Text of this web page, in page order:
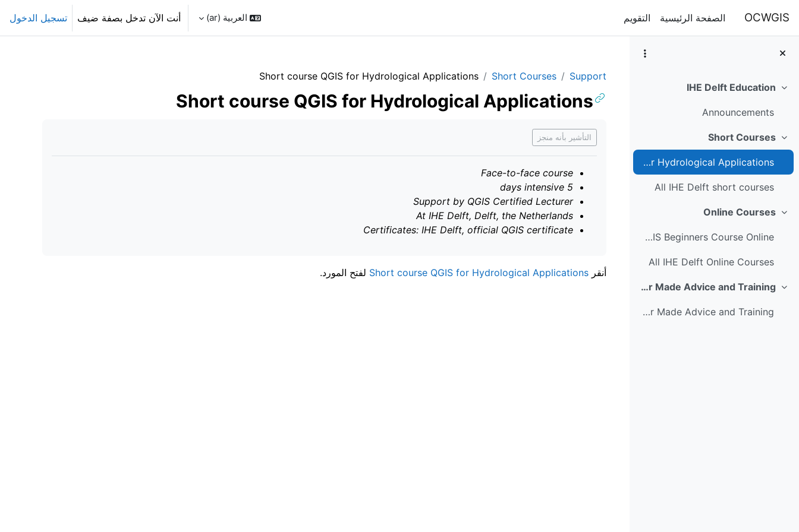
OCWGIS الصفحة الرئيسية التقويم العربية ‎(ar)‎ أنت الآن تدخل بصفة ضيف تسجيل الدخول
طي
IHE Delft Education
Announcements
طي
Short Courses
Short course QGIS for Hydrological Applications
All IHE Delft short courses
طي
Online Courses
QGIS Beginners Course Online
All IHE Delft Online Courses
طي
Tailor Made Advice and Training
More info on Tailor Made Advice and Training
Support
Short Courses
Short course QGIS for Hydrological Applications
Short course QGIS for Hydrological Applications
متطلبات الإكمال
التأشير بأنه منجز
Face-to-face course
5 days intensive
Support by QGIS Certified Lecturer
At IHE Delft, Delft, the Netherlands
Certificates: IHE Delft, official QGIS certificate
أنقر Short course QGIS for Hydrological Applications لفتح المورد.